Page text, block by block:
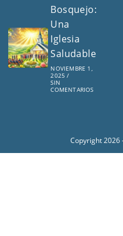
Bosquejo:
Una
Iglesia
Saludable
NOVIEMBRE 1,
2025 /
SIN
COMENTARIOS
Copyright 2026